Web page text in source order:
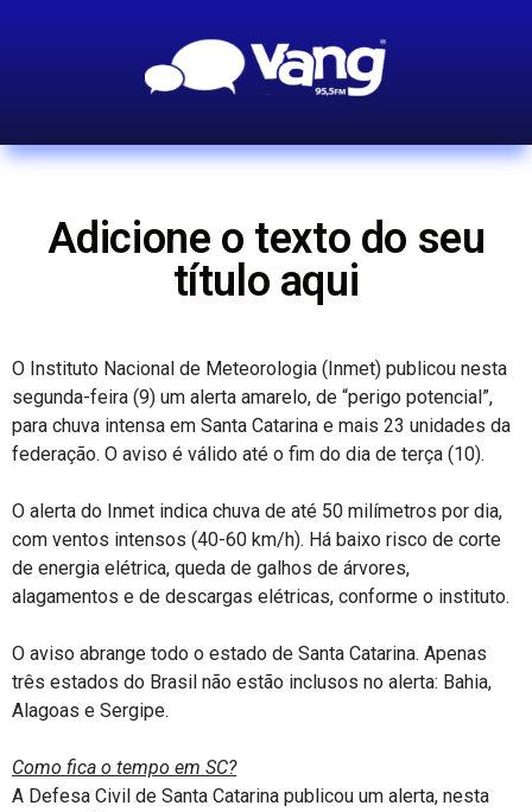
Adicione o texto do seu
título aqui
O Instituto Nacional de Meteorologia (Inmet) publicou nesta
segunda-feira (9) um alerta amarelo, de “perigo potencial”,
para chuva intensa em Santa Catarina e mais 23 unidades da
federação. O aviso é válido até o fim do dia de terça (10).
O alerta do Inmet indica chuva de até 50 milímetros por dia,
com ventos intensos (40-60 km/h). Há baixo risco de corte
de energia elétrica, queda de galhos de árvores,
alagamentos e de descargas elétricas, conforme o instituto.
O aviso abrange todo o estado de Santa Catarina. Apenas
três estados do Brasil não estão inclusos no alerta: Bahia,
Alagoas e Sergipe.
Como fica o tempo em SC?
A Defesa Civil de Santa Catarina publicou um alerta, nesta